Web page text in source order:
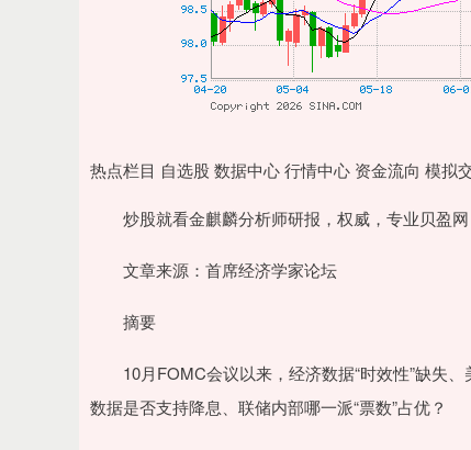
热点栏目 自选股 数据中心 行情中心 资金流向 模拟
炒股就看金麒麟分析师研报，权威，专业贝盈网
文章来源：首席经济学家论坛
摘要
10月FOMC会议以来，经济数据“时效性”缺失、
数据是否支持降息、联储内部哪一派“票数”占优？